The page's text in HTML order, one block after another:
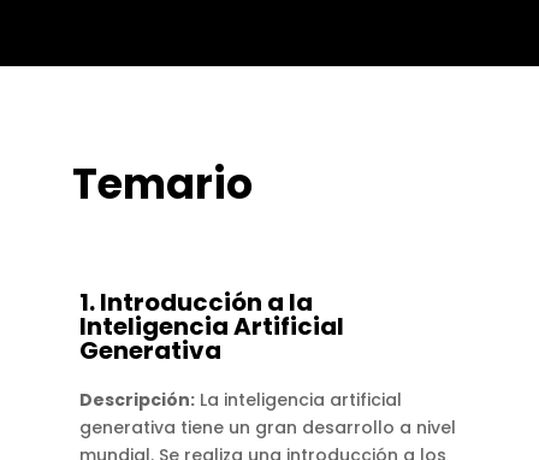
Temario
1. Introducción a la
Inteligencia Artificial
Generativa
Descripción: La inteligencia artificial
generativa tiene un gran desarrollo a nivel
mundial. Se realiza una introducción a los